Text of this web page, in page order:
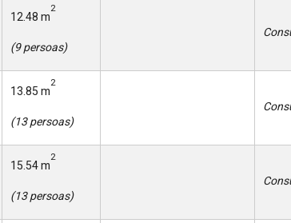
12.48 m2
(9 persoas)
13.85 m2
(13 persoas)
15.54 m2
(13 persoas)